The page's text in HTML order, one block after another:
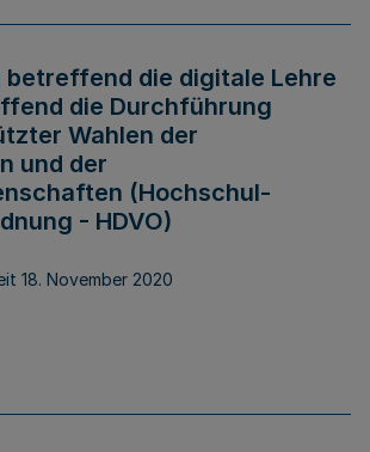
betreffend die digitale Lehre
die Durchführung
Wahlen der
und der
(Hochschul-
- HDVO)
18. November 2020